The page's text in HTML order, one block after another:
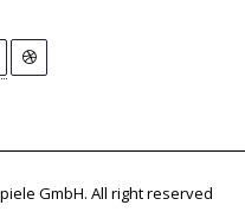
GmbH. All right reserved